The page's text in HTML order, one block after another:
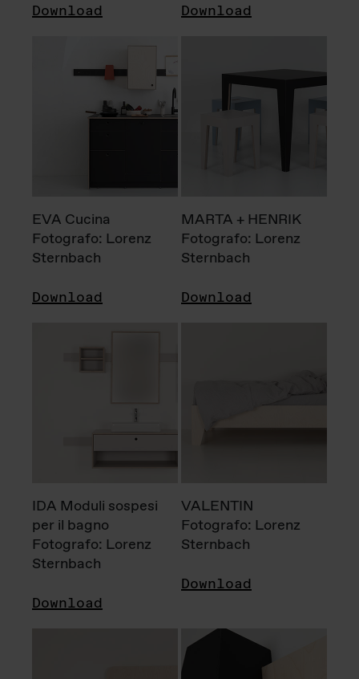
Download Download
EVA Cucina
Fotografo: Lorenz
Sternbach
Download
MARTA + HENRIK
Fotografo: Lorenz
Sternbach
Download
IDA Moduli sospesi
per il bagno
Fotografo: Lorenz
Sternbach
Download
VALENTIN
Fotografo: Lorenz
Sternbach
Download